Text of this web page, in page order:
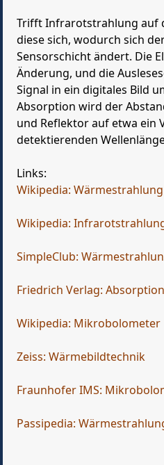
Trifft Infrarotstrahlung auf
diese sich, wodurch sich
Sensorschicht ändert. Die
Änderung, und die
Signal in ein digitales Bild
Absorption wird der
und Reflektor auf etwa ein
detektierenden
Links:
Wikipedia: Wärmestrahlung
Wikipedia:
SimpleClub:
Friedrich Verlag: Absorption
Wikipedia: Mikrobolometer
Zeiss: Wärmebildtechnik
Fraunhofer IMS:
Passipedia: